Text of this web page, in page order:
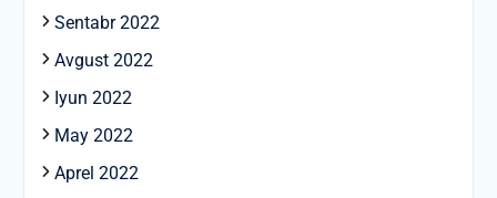
Sentabr 2022
Avgust 2022
Iyun 2022
May 2022
Aprel 2022